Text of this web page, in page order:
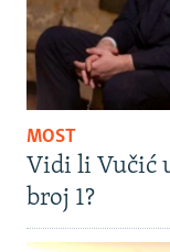
MOST
Vidi li Vučić
broj 1?